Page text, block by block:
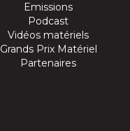
Emissions
Podcast
Vidéos matériels
Grands Prix Matériel
Partenaires